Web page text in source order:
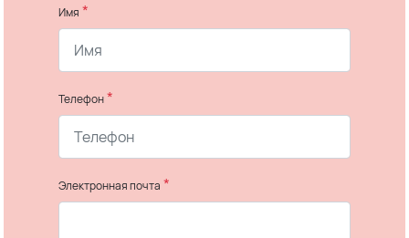
Имя *
Телефон*
Электронная почта *